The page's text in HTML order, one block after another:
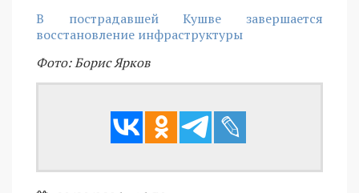
В пострадавшей Кушве завершается
восстановление инфраструктуры
Фото: Борис Ярков